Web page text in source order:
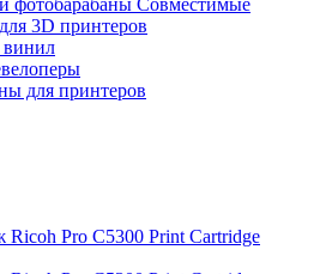
3D принтеров
для принтеров